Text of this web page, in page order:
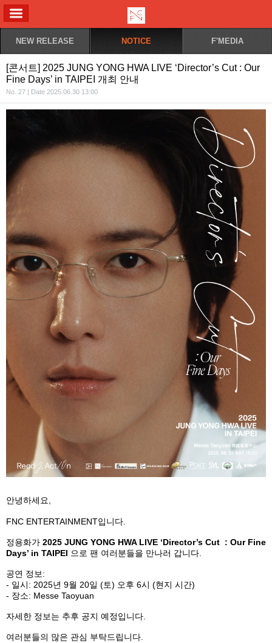
NEW RELEASE NOTICE F'MEDIA
[콘서트] 2025 JUNG YONG HWA LIVE ‘Director’s Cut : Our
Fine Days’ in TAIPEI 개최 안내
No. 27 | Date 2025.06.30 13:00
안녕하세요,
FNC ENTERTAINMENT입니다.
정용화가 2025 JUNG YONG HWA LIVE ‘Director’s Cut : Our Fine
Days’ in TAIPEI 으로 팬 여러분들을 만나러 갑니다.
공연 정보:
- 일시: 2025년 9월 20일 (토) 오후 6시 (현지 시간)
- 장소: Messe Taoyuan
자세한 정보는 추후 공지 예정입니다.
여러분들의 많은 관심 부탁드립니다.